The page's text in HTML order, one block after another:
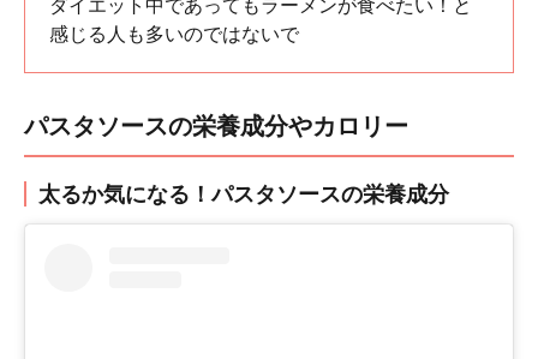
ダイエット中であってもラーメンが食べたい！と
感じる人も多いのではないで
パスタソースの栄養成分やカロリー
太るか気になる！パスタソースの栄養成分